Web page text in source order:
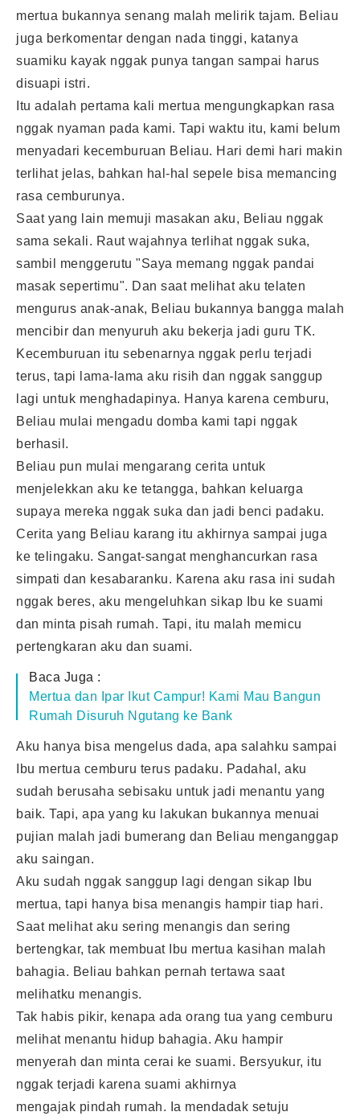
mertua bukannya senang malah melirik tajam. Beliau
juga berkomentar dengan nada tinggi, katanya
suamiku kayak nggak punya tangan sampai harus
disuapi istri.
Itu adalah pertama kali mertua mengungkapkan rasa
nggak nyaman pada kami. Tapi waktu itu, kami belum
menyadari kecemburuan Beliau. Hari demi hari makin
terlihat jelas, bahkan hal-hal sepele bisa memancing
rasa cemburunya.
Saat yang lain memuji masakan aku, Beliau nggak
sama sekali. Raut wajahnya terlihat nggak suka,
sambil menggerutu "Saya memang nggak pandai
masak sepertimu". Dan saat melihat aku telaten
mengurus anak-anak, Beliau bukannya bangga malah
mencibir dan menyuruh aku bekerja jadi guru TK.
Kecemburuan itu sebenarnya nggak perlu terjadi
terus, tapi lama-lama aku risih dan nggak sanggup
lagi untuk menghadapinya. Hanya karena cemburu,
Beliau mulai mengadu domba kami tapi nggak
berhasil.
Beliau pun mulai mengarang cerita untuk
menjelekkan aku ke tetangga, bahkan keluarga
supaya mereka nggak suka dan jadi benci padaku.
Cerita yang Beliau karang itu akhirnya sampai juga
ke telingaku. Sangat-sangat menghancurkan rasa
simpati dan kesabaranku. Karena aku rasa ini sudah
nggak beres, aku mengeluhkan sikap Ibu ke suami
dan minta pisah rumah. Tapi, itu malah memicu
pertengkaran aku dan suami.
Baca Juga :
Mertua dan Ipar Ikut Campur! Kami Mau Bangun
Rumah Disuruh Ngutang ke Bank
Aku hanya bisa mengelus dada, apa salahku sampai
Ibu mertua cemburu terus padaku. Padahal, aku
sudah berusaha sebisaku untuk jadi menantu yang
baik. Tapi, apa yang ku lakukan bukannya menuai
pujian malah jadi bumerang dan Beliau menganggap
aku saingan.
Aku sudah nggak sanggup lagi dengan sikap Ibu
mertua, tapi hanya bisa menangis hampir tiap hari.
Saat melihat aku sering menangis dan sering
bertengkar, tak membuat Ibu mertua kasihan malah
bahagia. Beliau bahkan pernah tertawa saat
melihatku menangis.
Tak habis pikir, kenapa ada orang tua yang cemburu
melihat menantu hidup bahagia. Aku hampir
menyerah dan minta cerai ke suami. Bersyukur, itu
nggak terjadi karena suami akhirnya
mengajak pindah rumah. Ia mendadak setuju